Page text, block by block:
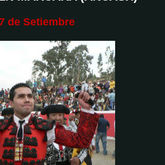
de Setiembre